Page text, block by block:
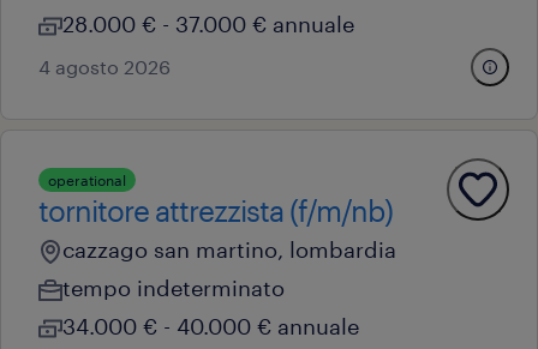
28.000 € - 37.000 € annuale
4 agosto 2026
operational
tornitore attrezzista (f/m/nb)
cazzago san martino, lombardia
tempo indeterminato
34.000 € - 40.000 € annuale